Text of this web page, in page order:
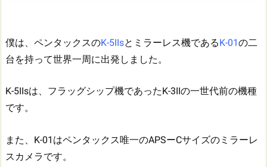
僕は、ペンタックスのK-5IIsとミラーレス機であるK-01の二
台を持って世界一周に出発しました。
K-5IIsは、フラッグシップ機であったK-3IIの一世代前の機種
です。
また、K-01はペンタックス唯一のAPSーCサイズのミラーレ
スカメラです。